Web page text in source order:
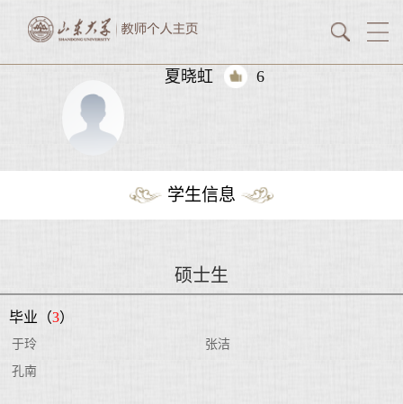
夏晓虹 6
学生信息
硕士生
毕业（3）
于玲
张洁
孔南